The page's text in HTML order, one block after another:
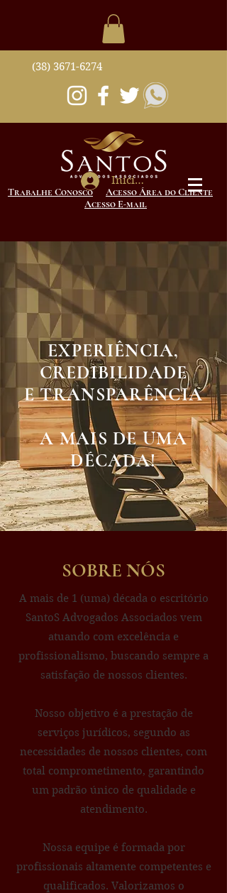
(38) 3671-6274
Trabalhe Conosco
Acesso Área do Cliente
Acesso E-mail
Iniciar sesión
SOBRE NÓS
A mais de 1 (uma) década o escritório
SantoS Advogados Associados vem
atuando com excelência e
profissionalismo, buscando sempre a
satisfação de nossos clientes.
Nosso objetivo é a prestação de
serviços jurídicos, segundo as
necessidades de nossos clientes, com
total comprometimento, garantindo
um padrão único de qualidade e
atendimento.
Nossa equipe é formada por
profissionais altamente competentes e
qualificados. Valorizamos o
EXPERIÊNCIA,
CREDIBILIDADE
E TRANSPARÊNCIA
A MAIS DE UMA
DÉCADA!